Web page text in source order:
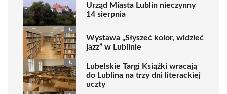
Urząd Miasta Lublin nieczynny
14 sierpnia
Wystawa „Słyszeć kolor, widzieć
jazz” w Lublinie
Lubelskie Targi Książki wracają
do Lublina na trzy dni literackiej
uczty